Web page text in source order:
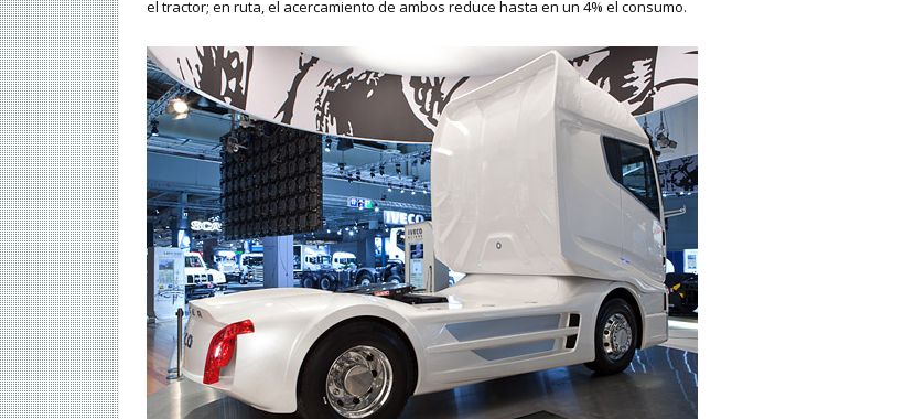
el tractor; en ruta, el acercamiento de ambos reduce hasta en un 4% el consumo.